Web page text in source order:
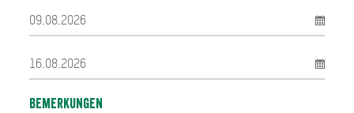
Bemerkungen